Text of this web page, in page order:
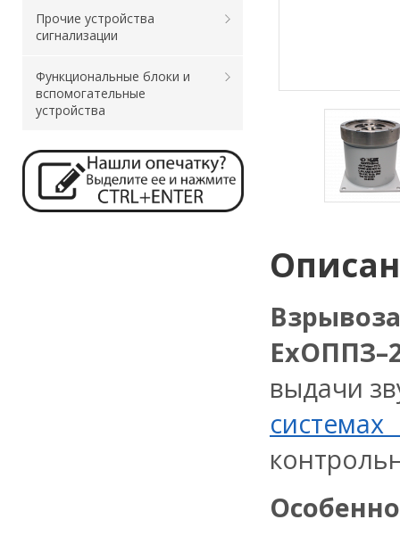
Ex
выдачи
Прочие устройства
сигнализации
Функциональные блоки и
вспомогательные
устройства